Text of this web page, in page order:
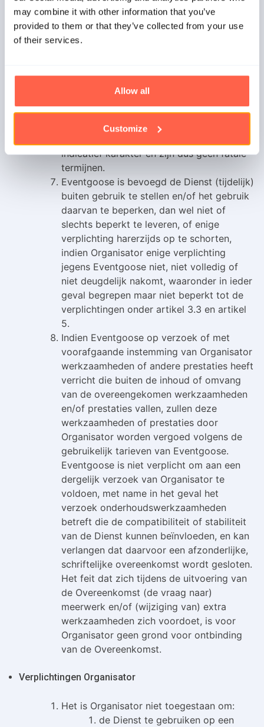
may combine it with other information that you’ve
provided to them or that they’ve collected from your use
of their services.
Allow all
Customize
(tijdelijk) niet (volledig) beschikbaar zijn
van, of eventuele andere fouten in de
dienstverlening van de betreffende derde
Alle door Eventgoose genoemde
(leverings-)termijnen en (oplever-)data
gelden voor haar steeds als streefdata.
indicatief karakter en zijn dus geen fatale
termijnen.
Eventgoose is bevoegd de Dienst (tijdelijk)
buiten gebruik te stellen en/of het gebruik
daarvan te beperken, dan wel niet of
slechts beperkt te leveren, of enige
verplichting harerzijds op te schorten,
indien Organisator enige verplichting
jegens Eventgoose niet, niet volledig of
niet deugdelijk nakomt, waaronder in ieder
geval begrepen maar niet beperkt tot de
verplichtingen onder artikel 3.3 en artikel
5.
Indien Eventgoose op verzoek of met
voorafgaande instemming van Organisator
werkzaamheden of andere prestaties heeft
verricht die buiten de inhoud of omvang
van de overeengekomen werkzaamheden
en/of prestaties vallen, zullen deze
werkzaamheden of prestaties door
Organisator worden vergoed volgens de
gebruikelijk tarieven van Eventgoose.
Eventgoose is niet verplicht om aan een
dergelijk verzoek van Organisator te
voldoen, met name in het geval het
verzoek onderhoudswerkzaamheden
betreft die de compatibiliteit of stabiliteit
van de Dienst kunnen beïnvloeden, en kan
verlangen dat daarvoor een afzonderlijke,
schriftelijke overeenkomst wordt gesloten.
Het feit dat zich tijdens de uitvoering van
de Overeenkomst (de vraag naar)
meerwerk en/of (wijziging van) extra
werkzaamheden zich voordoet, is voor
Organisator geen grond voor ontbinding
van de Overeenkomst.
Verplichtingen Organisator
Het is Organisator niet toegestaan om:
de Dienst te gebruiken op een